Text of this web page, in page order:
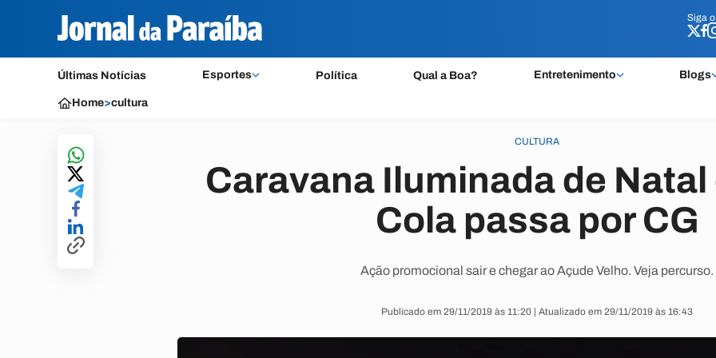
Siga o
Últimas Notícias Esportes Política Qual a Boa? Entretenimento Blogs
Siga o
Home>cultura
CULTURA
Caravana Iluminada de Natal
Cola passa por CG
Ação promocional sair e chegar ao Açude Velho. Veja percurso.
Publicado em 29/11/2019 às 11:20 | Atualizado em 29/11/2019 às 16:43